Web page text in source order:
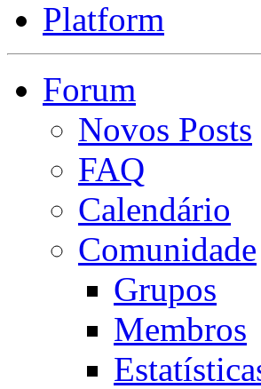
Forum
Novos Posts
FAQ
Calendário
Comunidade
Grupos
Membros